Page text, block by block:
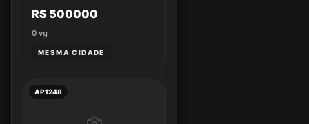
R$ 500000
0 vg
MESMA CIDADE
AP1248